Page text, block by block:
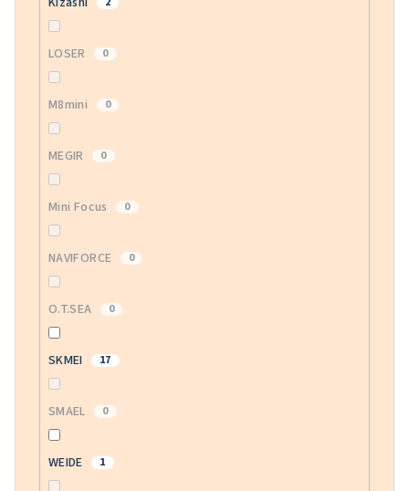
LOSER 0
M8mini 0
MEGIR 0
Mini Focus 0
NAVIFORCE 0
O.T.SEA 0
SKMEI 17
SMAEL 0
WEIDE 1